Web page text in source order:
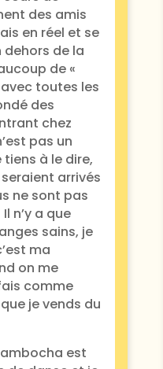
des amis
en réel et se
de la
de «
toutes les
des
chez
pas un
à le dire,
arrivés
ne sont pas
n’y a que
sains, je
ma
on me
comme
je vends du
est